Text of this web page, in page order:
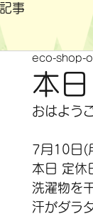
事
本
eco-shop-
おはよう
7月10日
本日 定休
洗濯物を
汗がダラ